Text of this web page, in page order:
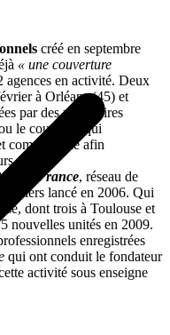
créé en septembre
« une couverture
agences en activité. Deux
à Orléans (45) et
par des partenaires
le courtage, qui
commerciale afin
France, réseau de
lancé en 2006. Qui
dont trois à Toulouse et
nouvelles unités en 2009.
enregistrées
qui ont conduit le fondateur
activité sous enseigne